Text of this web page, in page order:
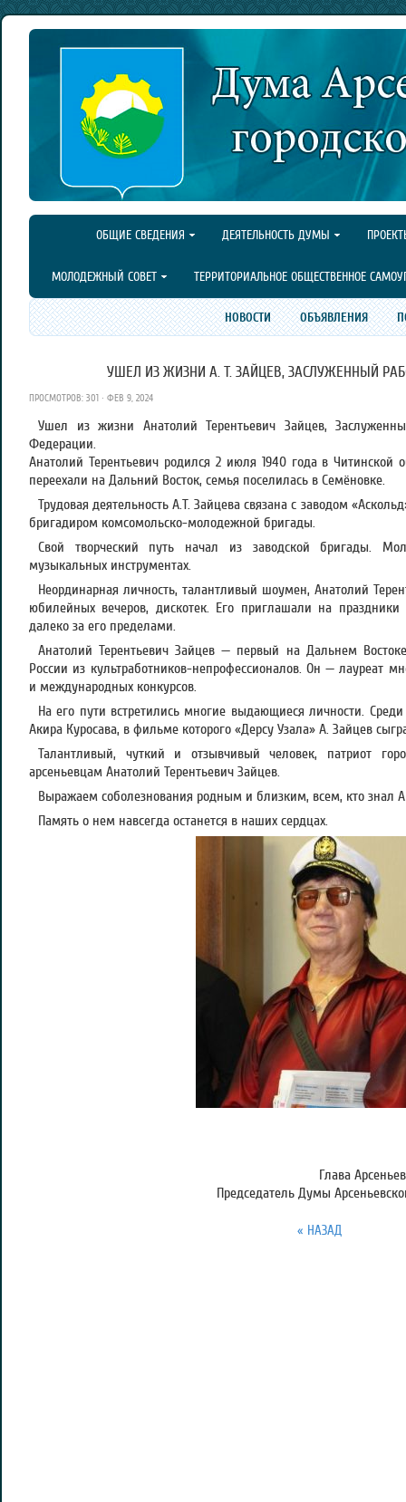
ОБЩИЕ СВЕДЕНИЯ ДЕЯТЕЛЬНОСТЬ ДУМЫ
МОЛОДЕЖНЫЙ СОВЕТ ТЕРРИТОРИАЛЬНОЕ ОБЩЕСТВЕННОЕ
НОВОСТИ ОБЪЯВЛЕНИЯ
УШЕЛ ИЗ ЖИЗНИ А. Т. ЗАЙЦЕВ, ЗАСЛУЖЕННЫЙ
ПРОСМОТРОВ: 301 · ФЕВ 9, 2024
Ушел из жизни Анатолий Терентьевич Зайцев,
Федерации.
Анатолий Терентьевич родился 2 июля 1940 года в Читинской
переехали на Дальний Восток, семья поселилась в Семёновке.
Трудовая деятельность А.Т. Зайцева связана с заводом
бригадиром комсомольско-молодежной бригады.
Свой творческий путь начал из заводской бригады.
музыкальных инструментах.
Неординарная личность, талантливый шоумен, Анатолий
юбилейных вечеров, дискотек. Его приглашали на
далеко за его пределами.
Анатолий Терентьевич Зайцев — первый на Дальнем
России из культработников-непрофессионалов. Он — лауреат
и международных конкурсов.
На его пути встретились многие выдающиеся личности.
Акира Куросава, в фильме которого «Дерсу Узала» А. Зайцев
Талантливый, чуткий и отзывчивый человек, патриот
арсеньевцам Анатолий Терентьевич Зайцев.
Выражаем соболезнования родным и близким, всем, кто знал
Память о нем навсегда останется в наших сердцах.
Глава
Председатель Думы
« НАЗАД